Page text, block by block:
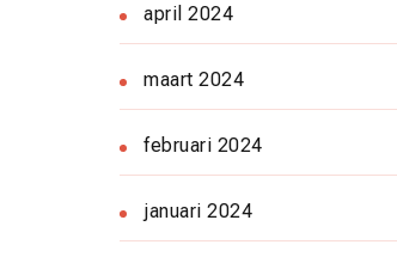
april 2024
maart 2024
februari 2024
januari 2024